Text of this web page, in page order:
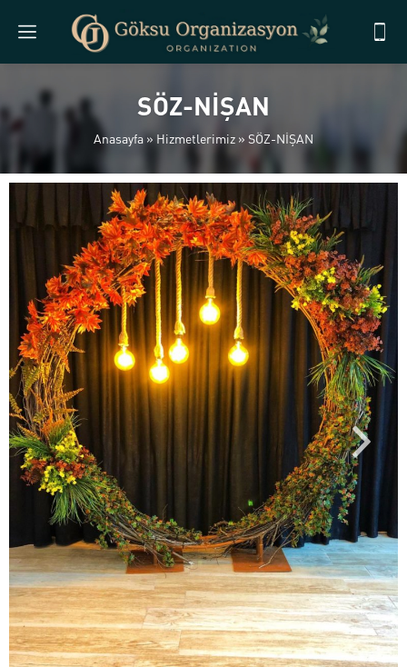
SÖZ-NİŞAN
Anasayfa »Hizmetlerimiz » SÖZ-NİŞAN